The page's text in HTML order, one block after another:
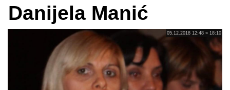
Danijela Manić
05.12.2018 12:48 » 18:10